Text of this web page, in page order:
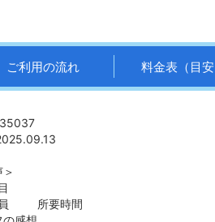
ご利用の流れ 料金表（目安
所要時間